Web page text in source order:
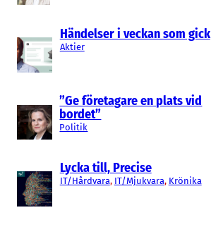
Händelser i veckan som gick
Aktier
”Ge företagare en plats vid
bordet”
Politik
Lycka till, Precise
IT/Hårdvara, IT/Mjukvara, Krönika